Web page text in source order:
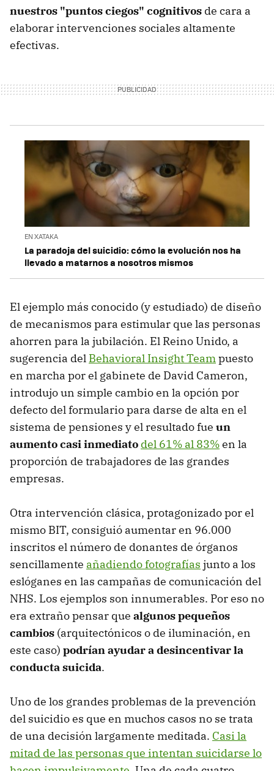
nuestros "puntos ciegos" cognitivos de cara a
elaborar intervenciones sociales altamente
efectivas.
EN XATAKA
La paradoja del suicidio: cómo la evolución nos ha
llevado a matarnos a nosotros mismos
El ejemplo más conocido (y estudiado) de diseño
de mecanismos para estimular que las personas
ahorren para la jubilación. El Reino Unido, a
sugerencia del Behavioral Insight Team puesto
en marcha por el gabinete de David Cameron,
introdujo un simple cambio en la opción por
defecto del formulario para darse de alta en el
sistema de pensiones y el resultado fue un
aumento casi inmediato del 61% al 83%en la
proporción de trabajadores de las grandes
empresas.
Otra intervención clásica, protagonizado por el
mismo BIT, consiguió aumentar en 96.000
inscritos el número de donantes de órganos
sencillamente añadiendo fotografías junto a los
eslóganes en las campañas de comunicación del
NHS. Los ejemplos son innumerables. Por eso no
era extraño pensar que algunos pequeños
cambios (arquitectónicos o de iluminación, en
este caso) podrían ayudar a desincentivar la
conducta suicida.
Uno de los grandes problemas de la prevención
del suicidio es que en muchos casos no se trata
de una decisión largamente meditada. Casi la
mitad de las personas que intentan suicidarse lo